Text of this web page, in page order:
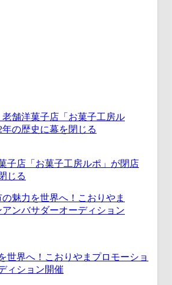
子店「お菓子工房ルポ」が閉店
じる
世界へ！こおりやまプロモーショ
ィション開催